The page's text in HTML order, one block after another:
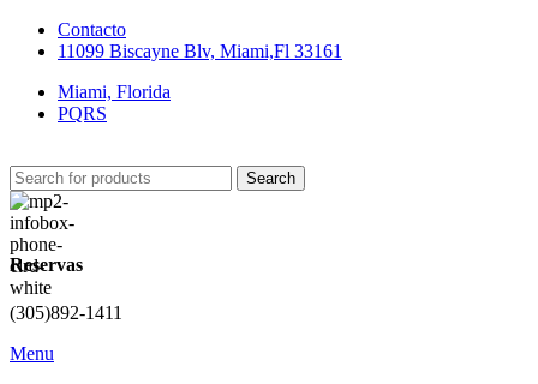
Contacto
11099 Biscayne Blv, Miami,Fl 33161
Miami, Florida
PQRS
Search
Reservas
(305)892-1411
Menu